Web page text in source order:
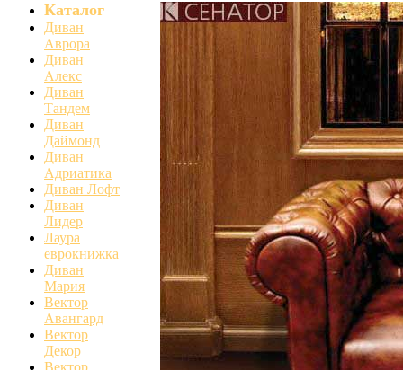
Каталог
Диван
Аврора
Диван
Алекс
Диван
Тандем
Диван
Даймонд
Диван
Адриатика
Диван Лофт
Диван
Лидер
Лаура
еврокнижка
Диван
Мария
Вектор
Авангард
Вектор
Декор
Вектор